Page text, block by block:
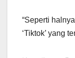
“Seperti
‘Tiktok’ yang